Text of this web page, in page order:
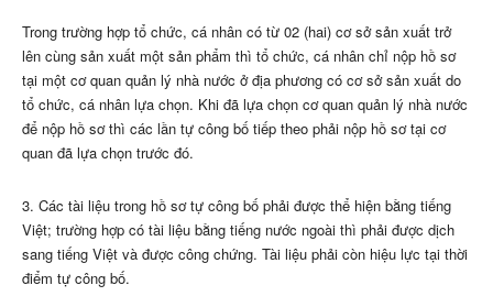
Trong trường hợp tổ chức, cá nhân có từ 02 (hai) cơ sở sản xuất trở
lên cùng sản xuất một sản phẩm thì tổ chức, cá nhân chỉ nộp hồ sơ
tại một cơ quan quản lý nhà nước ở địa phương có cơ sở sản xuất do
tổ chức, cá nhân lựa chọn. Khi đã lựa chọn cơ quan quản lý nhà nước
để nộp hồ sơ thì các lần tự công bố tiếp theo phải nộp hồ sơ tại cơ
quan đã lựa chọn trước đó.
3. Các tài liệu trong hồ sơ tự công bố phải được thể hiện bằng tiếng
Việt; trường hợp có tài liệu bằng tiếng nước ngoài thì phải được dịch
sang tiếng Việt và được công chứng. Tài liệu phải còn hiệu lực tại thời
điểm tự công bố.